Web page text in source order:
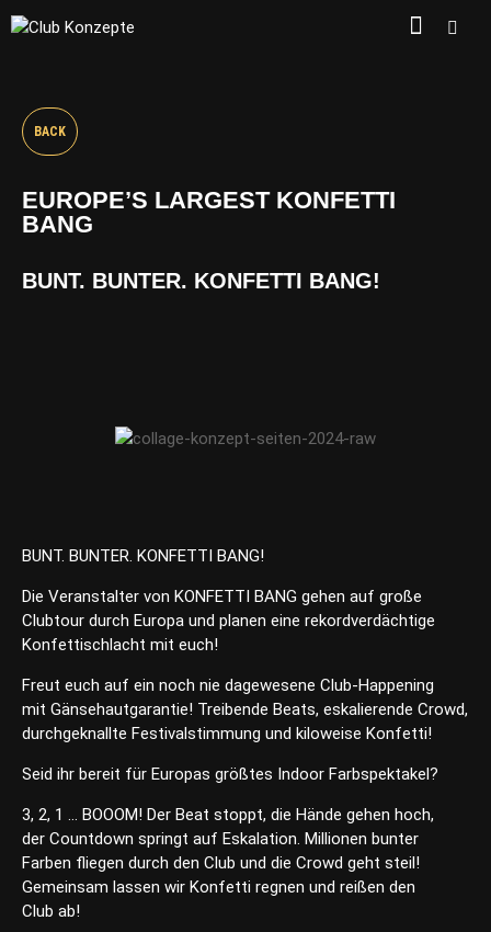
BACK
EUROPE’S LARGEST KONFETTI
BANG
BUNT. BUNTER. KONFETTI BANG!
BUNT. BUNTER. KONFETTI BANG!
Die Veranstalter von KONFETTI BANG gehen auf große
Clubtour durch Europa und planen eine rekordverdächtige
Konfettischlacht mit euch!
Freut euch auf ein noch nie dagewesene Club-Happening
mit Gänsehautgarantie! Treibende Beats, eskalierende Crowd,
durchgeknallte Festivalstimmung und kiloweise Konfetti!
Seid ihr bereit für Europas größtes Indoor Farbspektakel?
3, 2, 1 … BOOOM! Der Beat stoppt, die Hände gehen hoch,
der Countdown springt auf Eskalation. Millionen bunter
Farben fliegen durch den Club und die Crowd geht steil!
Gemeinsam lassen wir Konfetti regnen und reißen den
Club ab!